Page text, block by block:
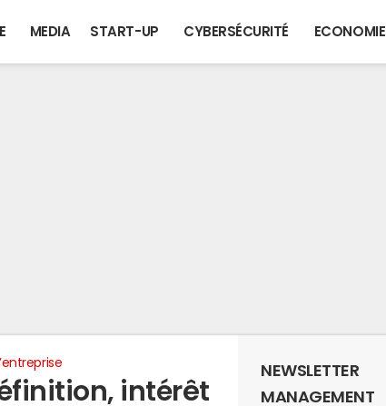
MEDIA START-UP CYBERSÉCURITÉ ECONOMIE
intérêt
NEWSLETTER
MANAGEMENT